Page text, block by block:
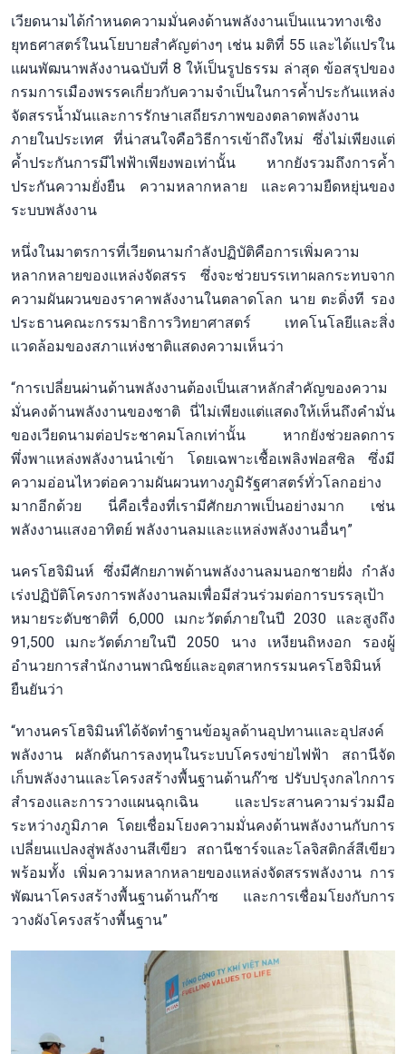
เวียดนามได้กำหนดความมั่นคงด้านพลังงานเป็นแนวทางเชิง
ยุทธศาสตร์ในนโยบายสำคัญต่างๆ เช่น มติที่ 55 และได้แปรใน
แผนพัฒนาพลังงานฉบับที่ 8 ให้เป็นรูปธรรม ล่าสุด ข้อสรุปของ
กรมการเมืองพรรคเกี่ยวกับความจำเป็นในการค้ำประกันแหล่ง
จัดสรรน้ำมันและการรักษาเสถียรภาพของตลาดพลังงาน
ภายในประเทศ ที่น่าสนใจคือวิธีการเข้าถึงใหม่ ซึ่งไม่เพียงแต่
ค้ำประกันการมีไฟฟ้าเพียงพอเท่านั้น หากยังรวมถึงการค้ำ
ประกันความยั่งยืน ความหลากหลาย และความยืดหยุ่นของ
ระบบพลังงาน
หนึ่งในมาตรการที่เวียดนามกำลังปฏิบัติคือการเพิ่มความ
หลากหลายของแหล่งจัดสรร ซึ่งจะช่วยบรรเทาผลกระทบจาก
ความผันผวนของราคาพลังงานในตลาดโลก นาย ตะดิ่งที รอง
ประธานคณะกรรมาธิการวิทยาศาสตร์ เทคโนโลยีและสิ่ง
แวดล้อมของสภาแห่งชาติแสดงความเห็นว่า
“การเปลี่ยนผ่านด้านพลังงานต้องเป็นเสาหลักสำคัญของความ
มั่นคงด้านพลังงานของชาติ นี่ไม่เพียงแต่แสดงให้เห็นถึงคำมั่น
ของเวียดนามต่อประชาคมโลกเท่านั้น หากยังช่วยลดการ
พึ่งพาแหล่งพลังงานนำเข้า โดยเฉพาะเชื้อเพลิงฟอสซิล ซึ่งมี
ความอ่อนไหวต่อความผันผวนทางภูมิรัฐศาสตร์ทั่วโลกอย่าง
มากอีกด้วย นี่คือเรื่องที่เรามีศักยภาพเป็นอย่างมาก เช่น
พลังงานแสงอาทิตย์ พลังงานลมและแหล่งพลังงานอื่นๆ”
นครโฮจิมินห์ ซึ่งมีศักยภาพด้านพลังงานลมนอกชายฝั่ง กำลัง
เร่งปฏิบัติโครงการพลังงานลมเพื่อมีส่วนร่วมต่อการบรรลุเป้า
หมายระดับชาติที่ 6,000 เมกะวัตต์ภายในปี 2030 และสูงถึง
91,500 เมกะวัตต์ภายในปี 2050 นาง เหงียนถิหงอก รองผู้
อำนวยการสำนักงานพาณิชย์และอุตสาหกรรมนครโฮจิมินห์
ยืนยันว่า
“ทางนครโฮจิมินห์ได้จัดทำฐานข้อมูลด้านอุปทานและอุปสงค์
พลังงาน ผลักดันการลงทุนในระบบโครงข่ายไฟฟ้า สถานีจัด
เก็บพลังงานและโครงสร้างพื้นฐานด้านก๊าซ ปรับปรุงกลไกการ
สำรองและการวางแผนฉุกเฉิน และประสานความร่วมมือ
ระหว่างภูมิภาค โดยเชื่อมโยงความมั่นคงด้านพลังงานกับการ
เปลี่ยนแปลงสู่พลังงานสีเขียว สถานีชาร์จและโลจิสติกส์สีเขียว
พร้อมทั้ง เพิ่มความหลากหลายของแหล่งจัดสรรพลังงาน การ
พัฒนาโครงสร้างพื้นฐานด้านก๊าซ และการเชื่อมโยงกับการ
วางผังโครงสร้างพื้นฐาน”